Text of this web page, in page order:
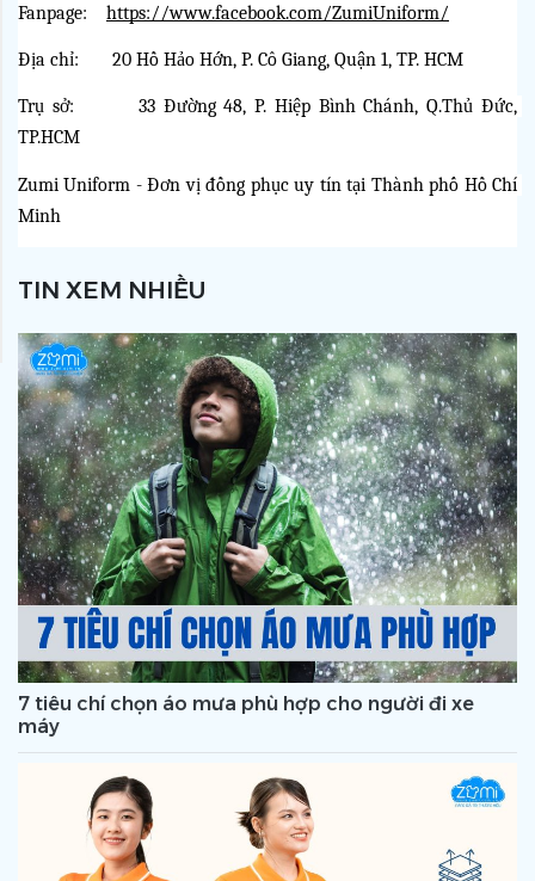
TIN XEM NHIỀU
7 tiêu chí chọn áo mưa phù hợp cho người đi xe
máy
Fanpage: https://www.facebook.com/ZumiUniform/
Địa chỉ:       20 Hồ Hảo Hớn, P. Cô Giang, Quận 1, TP. HCM
Trụ sở:        33 Đường 48, P. Hiệp Bình Chánh, Q.Thủ Đức,
TP.HCM
Zumi Uniform - Đơn vị đồng phục uy tín tại Thành phố Hồ Chí
Minh